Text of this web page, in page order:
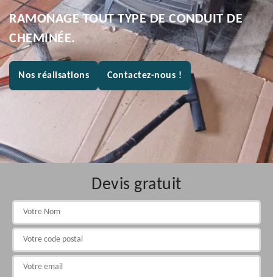
RAMONAGE TOUT TYPE DE CONDUIT DE
CHEMINÉE.
Nos réalisations Contactez-nous !
Devis gratuit